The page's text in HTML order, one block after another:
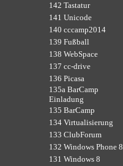
142 Tastatur
141 Unicode
140 cccamp2014
139 Fußball
138 WebSpace
137 cc-drive
136 Picasa
135a BarCamp
Einladung
135 BarCamp
134 Virtualisierung
133 ClubForum
132 Windows Phone 8
131 Windows 8